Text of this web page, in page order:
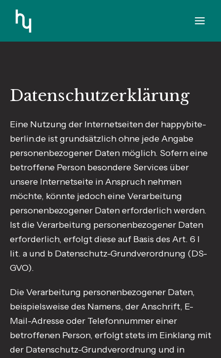
Inhalt
springen
Datenschutz­erklärung
Eine Nutzung der Internetseiten der happybite-
berlin.de ist grundsätzlich ohne jede Angabe
personenbezogener Daten möglich. Sofern eine
betroffene Person besondere Services über
unsere Internetseite in Anspruch nehmen
möchte, könnte jedoch eine Verarbeitung
personenbezogener Daten erforderlich werden.
Ist die Verarbeitung personenbezogener Daten
erforderlich, erfolgt diese auf Basis des Art. 6 I
lit. a und b Datenschutz-Grundverordnung (DS-
GVO).
Die Verarbeitung personenbezogener Daten,
beispielsweise des Namens, der Anschrift, E-
Mail-Adresse oder Telefonnummer einer
betroffenen Person, erfolgt stets im Einklang mit
der Datenschutz-Grundverordnung und in